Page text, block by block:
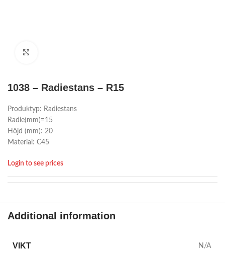
1038 – Radiestans – R15
Produktyp: Radiestans
Radie(mm)=15
Höjd (mm): 20
Material: C45
Login to see prices
Additional information
VIKT N/A